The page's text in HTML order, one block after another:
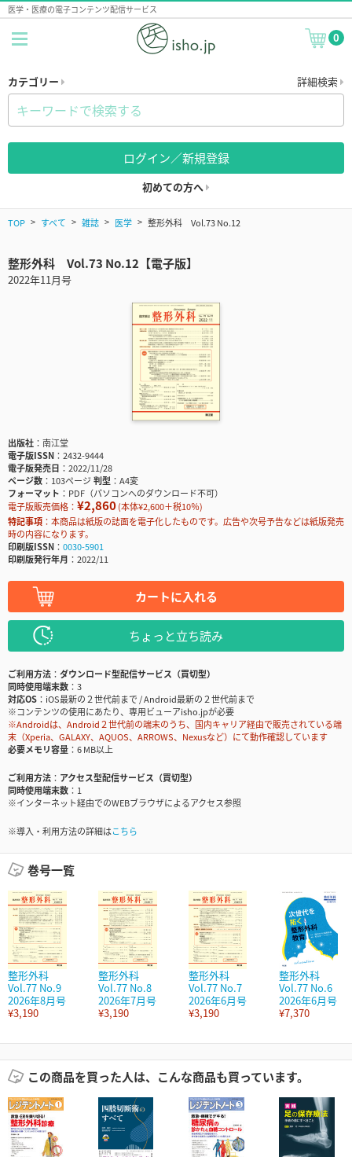
医学・医療の電子コンテンツ配信サービス
0
カテゴリー 詳細検索
ログイン／新規登録
初めての方へ
TOP すべて 雑誌 医学 整形外科 Vol.73 No.12
整形外科 Vol.73 No.12【電子版】
2022年11月号
出版社
南江堂
電子版ISSN
2432-9444
電子版発売日
2022/11/28
ページ数
103ページ判型
A4変
フォーマット
PDF（パソコンへのダウンロード不可）
電子版販売価格： ¥2,860(本体¥2,600＋税10％)
特記事項
本商品は紙版の誌面を電子化したものです。広告や次号予告などは紙版発売
時の内容になります。
印刷版ISSN
0030-5901
印刷版発行年月
2022/11
カートに入れる
ちょっと立ち読み
ご利用方法
ダウンロード型配信サービス（買切型）
同時使用端末数
3
対応OS
iOS最新の２世代前まで / Android最新の２世代前まで
※コンテンツの使用にあたり、専用ビューアisho.jpが必要
※Androidは、Android２世代前の端末のうち、国内キャリア経由で販売されている端
末（Xperia、GALAXY、AQUOS、ARROWS、Nexusなど）にて動作確認しています
必要メモリ容量
6 MB以上
ご利用方法
アクセス型配信サービス（買切型）
同時使用端末数
1
※インターネット経由でのWEBブラウザによるアクセス参照
※導入・利用方法の詳細はこちら
巻号一覧
整形外科
Vol.77 No.9
2026年8月号
¥3,190
整形外科
Vol.77 No.8
2026年7月号
¥3,190
整形外科
Vol.77 No.7
2026年6月号
¥3,190
整形外科
Vol.77 No.6
2026年6月号
¥7,370
この商品を買った人は、こんな商品も買っています。